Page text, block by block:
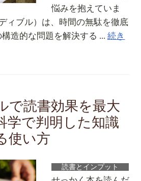
悩みを抱えていま
ィブル）は、時間の無駄を徹底
造的な問題を解決する ...続き
で読書効果を最大
学で判明した知識
使い方
読書とインプット